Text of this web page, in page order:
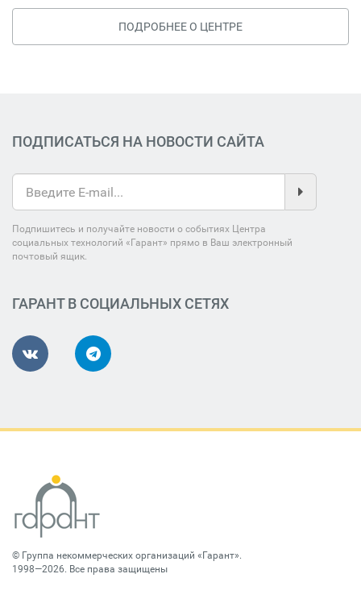
ПОДРОБНЕЕ О ЦЕНТРЕ
ПОДПИСАТЬСЯ НА НОВОСТИ САЙТА
Подпишитесь и получайте новости о событиях Центра
социальных технологий «Гарант» прямо в Ваш электронный
почтовый ящик.
ГАРАНТ В СОЦИАЛЬНЫХ СЕТЯХ
© Группа некоммерческих организаций «Гарант».
1998—2026. Все права защищены